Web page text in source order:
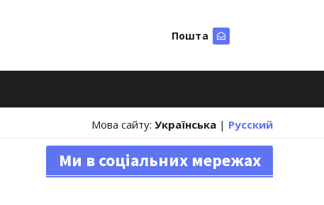
Пошта
Мова сайту: Українська | Русский
Ми в соціальних мережах